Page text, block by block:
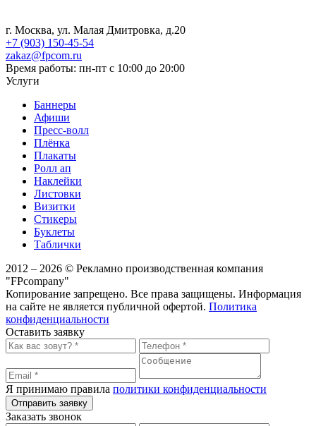
г. Москва, ул. Малая Дмитровка, д.20
+7 (903) 150-45-54
zakaz@fpcom.ru
Время работы: пн-пт с 10:00 до 20:00
Услуги
Баннеры
Афиши
Пресс-волл
Плёнка
Плакаты
Ролл ап
Наклейки
Листовки
Визитки
Стикеры
Буклеты
Таблички
2012 – 2026 © Рекламно производственная компания
"FPcompany"
Копирование запрещено. Все права защищены. Информация
на сайте не является публичной офертой. Политика
конфиденциальности
Оставить заявку
Я принимаю правила политики конфиденциальности
Отправить заявку
Заказать звонок